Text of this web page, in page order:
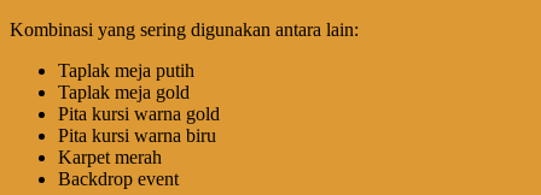
Kombinasi yang sering digunakan antara lain:
Taplak meja putih
Taplak meja gold
Pita kursi warna gold
Pita kursi warna biru
Karpet merah
Backdrop event